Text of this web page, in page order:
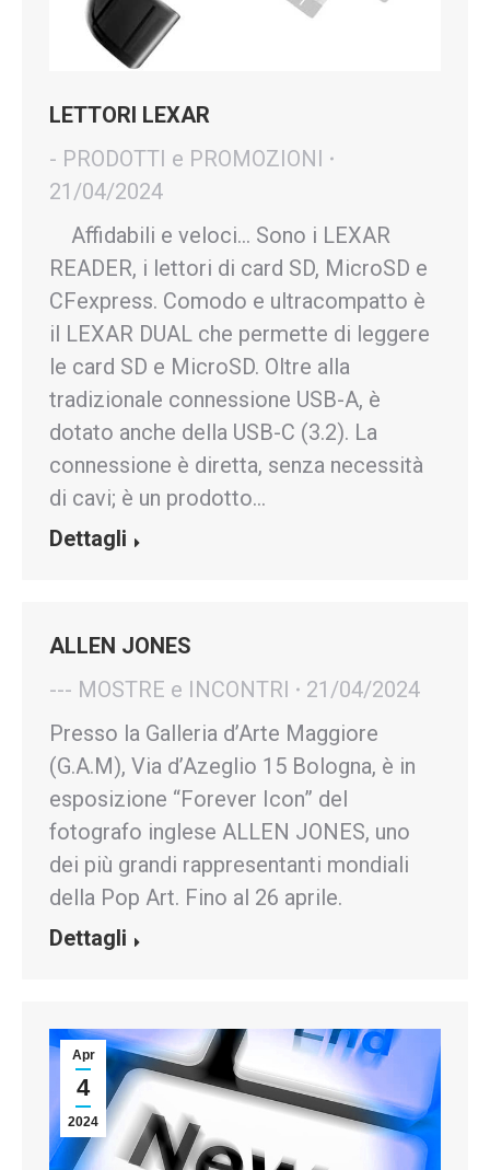
LETTORI LEXAR
- PRODOTTI e PROMOZIONI
21/04/2024
Affidabili e veloci… Sono i LEXAR
READER, i lettori di card SD, MicroSD e
CFexpress. Comodo e ultracompatto è
il LEXAR DUAL che permette di leggere
le card SD e MicroSD. Oltre alla
tradizionale connessione USB-A, è
dotato anche della USB-C (3.2). La
connessione è diretta, senza necessità
di cavi; è un prodotto…
Dettagli
ALLEN JONES
--- MOSTRE e INCONTRI
21/04/2024
Presso la Galleria d’Arte Maggiore
(G.A.M), Via d’Azeglio 15 Bologna, è in
esposizione “Forever Icon” del
fotografo inglese ALLEN JONES, uno
dei più grandi rappresentanti mondiali
della Pop Art. Fino al 26 aprile.
Dettagli
Apr
4
2024